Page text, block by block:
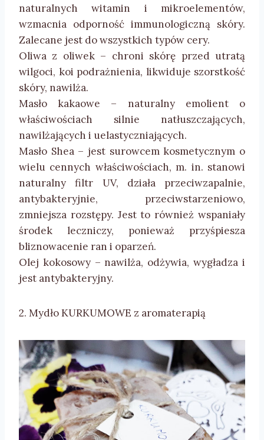
naturalnych witamin i mikroelementów,
wzmacnia odporność immunologiczną skóry.
Zalecane jest do wszystkich typów cery.
Oliwa z oliwek – chroni skórę przed utratą
wilgoci, koi podrażnienia, likwiduje szorstkość
skóry, nawilża.
Masło kakaowe – naturalny emolient o
właściwościach silnie natłuszczających,
nawilżających i uelastyczniających.
Masło Shea – jest surowcem kosmetycznym o
wielu cennych właściwościach, m. in. stanowi
naturalny filtr UV, działa przeciwzapalnie,
antybakteryjnie, przeciwstarzeniowo,
zmniejsza rozstępy. Jest to również wspaniały
środek leczniczy, ponieważ przyśpiesza
bliznowacenie ran i oparzeń.
Olej kokosowy – nawilża, odżywia, wygładza i
jest antybakteryjny.
2. Mydło KURKUMOWE z aromaterapią